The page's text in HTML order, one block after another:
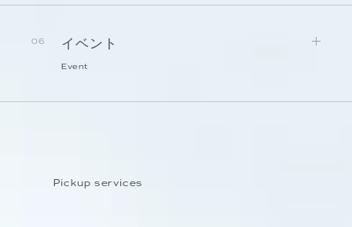
06 イベント
Event
Pickup services